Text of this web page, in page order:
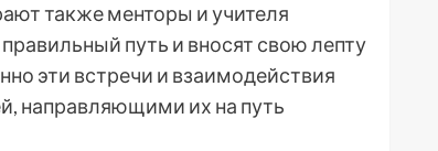
также менторы и учителя
путь и вносят свою лепту
эти встречи и взаимодействия
направляющими их на путь